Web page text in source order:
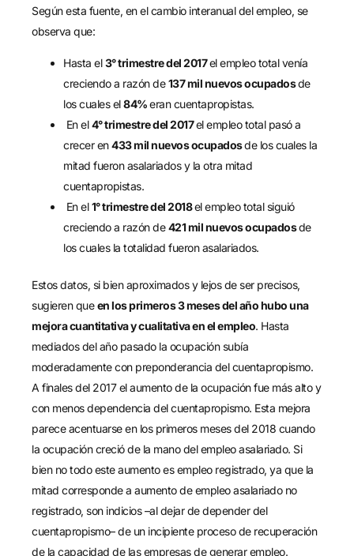
Según esta fuente, en el cambio interanual del empleo, se
observa que:
Hasta el3° trimestre del 2017el empleo total venía
creciendo a razón de137 mil nuevos ocupadosde
los cuales el84%eran cuentapropistas.
En el4° trimestre del 2017el empleo total pasó a
crecer en433 mil nuevos ocupadosde los cuales la
mitad fueron asalariados y la otra mitad
cuentapropistas.
En el1° trimestre del 2018el empleo total siguió
creciendo a razón de421 mil nuevos ocupadosde
los cuales la totalidad fueron asalariados.
Estos datos, si bien aproximados y lejos de ser precisos,
sugieren queen los primeros 3 meses del año hubo una
mejora cuantitativa y cualitativa en el empleo. Hasta
mediados del año pasado la ocupación subía
moderadamente con preponderancia del cuentapropismo.
A finales del 2017 el aumento de la ocupación fue más alto y
con menos dependencia del cuentapropismo. Esta mejora
parece acentuarse en los primeros meses del 2018 cuando
la ocupación creció de la mano del empleo asalariado. Si
bien no todo este aumento es empleo registrado, ya que la
mitad corresponde a aumento de empleo asalariado no
registrado, son indicios –al dejar de depender del
cuentapropismo– de un incipiente proceso de recuperación
de la capacidad de las empresas de generar empleo.